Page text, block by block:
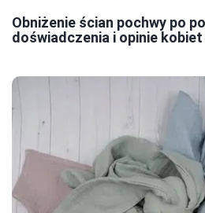
Obniżenie ścian pochwy po
doświadczenia i opinie